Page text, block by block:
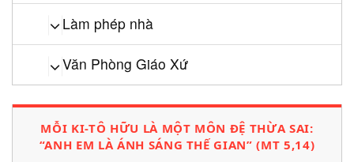
Làm phép nhà
Văn Phòng Giáo Xứ
MỖI KI-TÔ HỮU LÀ MỘT MÔN ĐỆ THỪA SAI:
“ANH EM LÀ ÁNH SÁNG THẾ GIAN” (MT 5,14)